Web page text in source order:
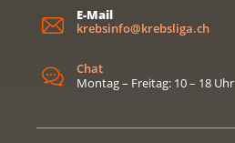
E-Mail
krebsinfo@krebsliga.ch
Chat
Montag – Freitag: 10 – 18 Uhr